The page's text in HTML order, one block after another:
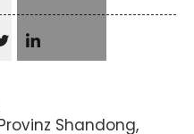
Shandong,